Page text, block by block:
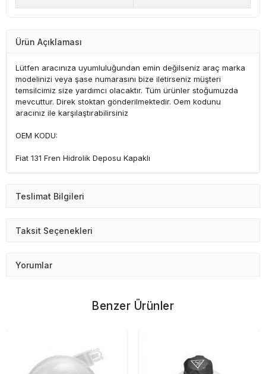
Ürün Açıklaması
Lütfen aracınıza uyumluluğundan emin değilseniz araç marka
modelinizi veya şase numarasını bize iletirseniz müşteri
temsilcimiz size yardımcı olacaktır. Tüm ürünler stoğumuzda
mevcuttur. Direk stoktan gönderilmektedir. Oem kodunu
aracınız ile karşılaştırabilirsiniz
OEM KODU:
Fiat 131 Fren Hidrolik Deposu Kapaklı
Teslimat Bilgileri
Taksit Seçenekleri
Yorumlar
Benzer Ürünler